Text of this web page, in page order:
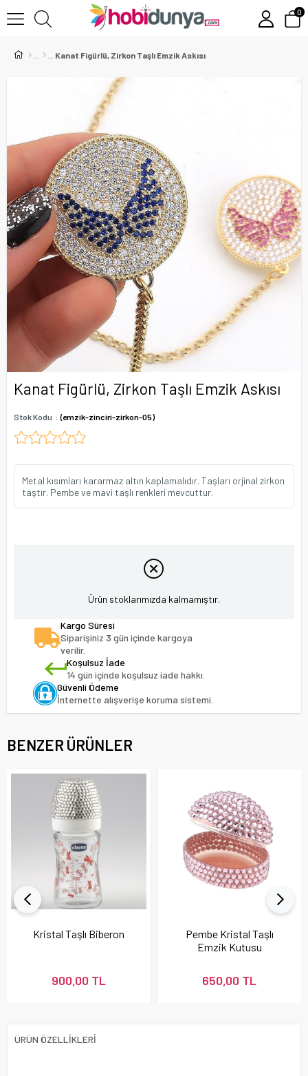
0
Kanat Figürlü, Zirkon Taşlı Emzik Askısı
Kanat Figürlü, Zirkon Taşlı Emzik Askısı
Stok Kodu (emzik-zinciri-zirkon-05)
Metal kısımları kararmaz altın kaplamalıdır. Taşları orjinal zirkon
taştır. Pembe ve mavi taşlı renkleri mevcuttur.
Ürün stoklarımızda kalmamıştır.
Kargo Süresi
Siparişiniz 3 gün içinde kargoya
verilir.
Koşulsuz İade
14 gün içinde koşulsuz iade hakkı.
Güvenli Ödeme
İnternette alışverişe koruma sistemi.
BENZER ÜRÜNLER
Kristal Taşlı Biberon
900,00 TL
Pembe Kristal Taşlı
Emzik Kutusu
650,00 TL
ÜRÜN ÖZELLIKLERI